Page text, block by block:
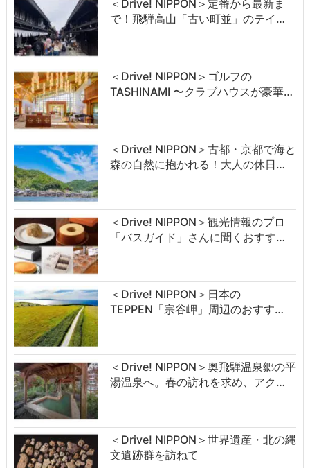
＜Drive! NIPPON＞定番から最新ま
で！飛騨高山「古い町並」のテイ…
＜Drive! NIPPON＞ゴルフの
TASHINAMI 〜クラブハウスが豪華…
＜Drive! NIPPON＞古都・京都で海と
森の自然に抱かれる！大人の休日…
＜Drive! NIPPON＞観光情報のプロ
「バスガイド」さんに聞くおすす…
＜Drive! NIPPON＞日本の
TEPPEN「宗谷岬」周辺のおすす…
＜Drive! NIPPON＞奥飛騨温泉郷の平
湯温泉へ。春の訪れを求め、アク…
＜Drive! NIPPON＞世界遺産・北の縄
文遺跡群を訪ねて